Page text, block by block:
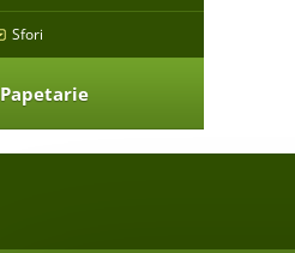
Sfori
Papetarie